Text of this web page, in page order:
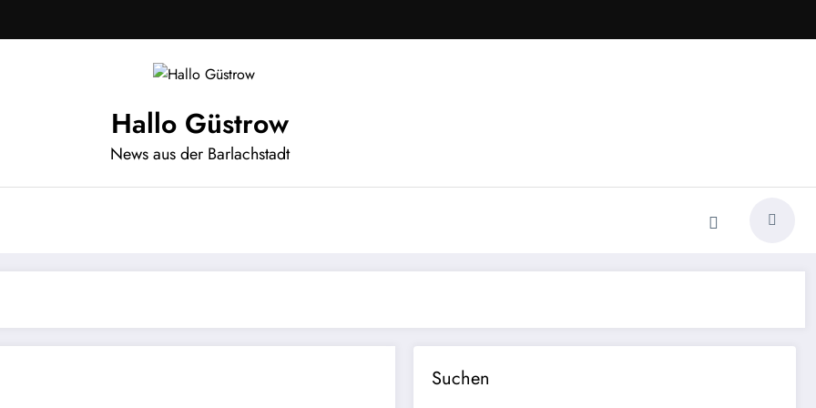
Hallo Güstrow
News aus der Barlachstadt
Suchen